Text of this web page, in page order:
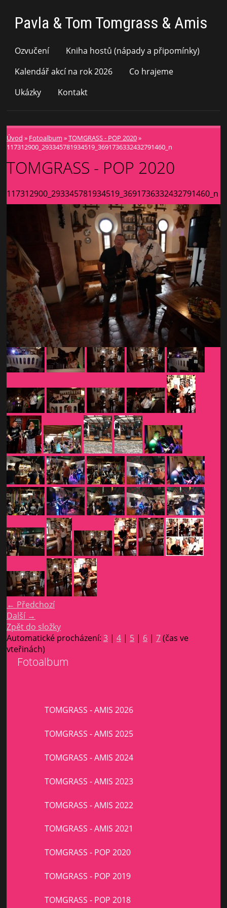
Pavla & Tom Tomgrass & Amis
Ozvučení
Kniha hostů (nápady a připomínky)
Kalendář akcí na rok 2026
Co hrajeme
Ukázky
Kontakt
Úvod » Fotoalbum »TOMGRASS - POP 2020»
117312900_293345781934519_3691736332432791460_n
TOMGRASS - POP 2020
117312900_293345781934519_3691736332432791460_n
← Předchozí
Další →
Zpět do složky
Automatické procházení: 3 | 4 | 5 | 6 | 7(čas ve
vteřinách)
Fotoalbum
TOMGRASS - AMIS 2026
TOMGRASS - AMIS 2025
TOMGRASS - AMIS 2024
TOMGRASS - AMIS 2023
TOMGRASS - AMIS 2022
TOMGRASS - AMIS 2021
TOMGRASS - POP 2020
TOMGRASS - POP 2019
TOMGRASS - POP 2018